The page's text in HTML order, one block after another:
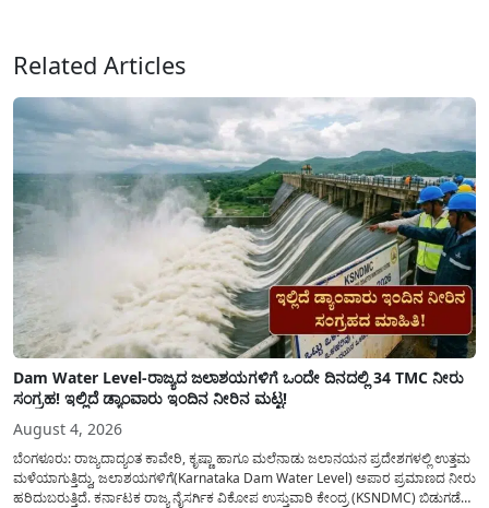
Related Articles
Dam Water Level-ರಾಜ್ಯದ ಜಲಾಶಯಗಳಿಗೆ ಒಂದೇ ದಿನದಲ್ಲಿ 34 TMC ನೀರು
ಸಂಗ್ರಹ! ಇಲ್ಲಿದೆ ಡ್ಯಾಂವಾರು ಇಂದಿನ ನೀರಿನ ಮಟ್ಟ!
August 4, 2026
ಬೆಂಗಳೂರು: ರಾಜ್ಯದಾದ್ಯಂತ ಕಾವೇರಿ, ಕೃಷ್ಣಾ ಹಾಗೂ ಮಲೆನಾಡು ಜಲಾನಯನ ಪ್ರದೇಶಗಳಲ್ಲಿ ಉತ್ತಮ
ಮಳೆಯಾಗುತ್ತಿದ್ದು, ಜಲಾಶಯಗಳಿಗೆ(Karnataka Dam Water Level) ಅಪಾರ ಪ್ರಮಾಣದ ನೀರು
ಹರಿದುಬರುತ್ತಿದೆ. ಕರ್ನಾಟಕ ರಾಜ್ಯ ನೈಸರ್ಗಿಕ ವಿಕೋಪ ಉಸ್ತುವಾರಿ ಕೇಂದ್ರ (KSNDMC) ಬಿಡುಗಡೆ